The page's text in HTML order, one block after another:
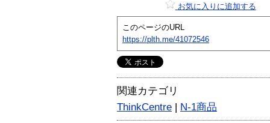
お気に入りに追加する
このページのURL
https://plth.me/41072546
関連カテゴリ
ThinkCentre | N-1商品